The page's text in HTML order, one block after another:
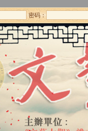
密码：